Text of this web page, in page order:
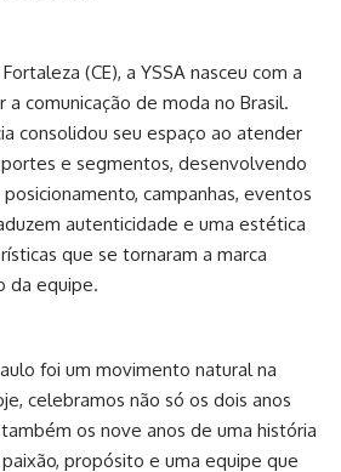
(CE), a YSSA nasceu com a
comunicação de moda no Brasil.
consolidou seu espaço ao atender
e segmentos, desenvolvendo
campanhas, eventos
autenticidade e uma estética
que se tornaram a marca
da equipe.
foi um movimento natural na
celebramos não só os dois anos
os nove anos de uma história
propósito e uma equipe que